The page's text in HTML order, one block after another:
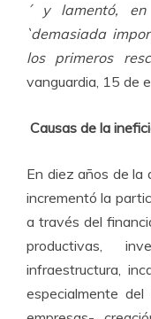
´ y lamentó,
`demasiada
los primeros
vanguardia, 15 de
Causas de la
En diez años de la
incrementó la
a través del
productivas,
infraestructura,
especialmente